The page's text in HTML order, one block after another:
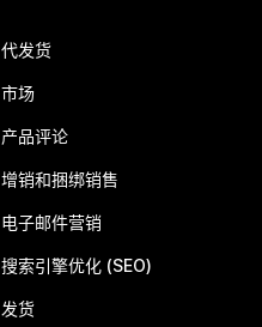
代发货
市场
产品评论
增销和捆绑销售
电子邮件营销
搜索引擎优化 (SEO)
发货